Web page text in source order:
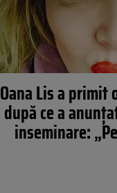
Oana Lis a
după ce a
inseminare: